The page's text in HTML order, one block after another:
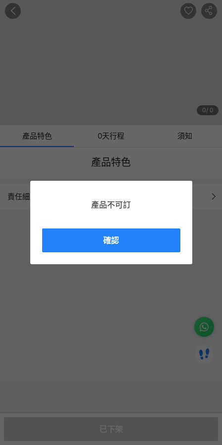
0 0
產品特色 0天行程 須知
產品特色
責任細則
產品不可訂
確認